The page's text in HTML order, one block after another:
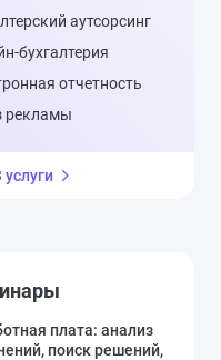
аутсорсинг
бухгалтерия
отчетность
рекламы
плата: анализ
поиск решений,